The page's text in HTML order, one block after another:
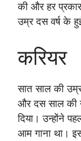
की और हर
उम्र दस वर्ष के
करियर
सात साल की
और दस साल की
दिया। उन्होंने
आम गाना था।